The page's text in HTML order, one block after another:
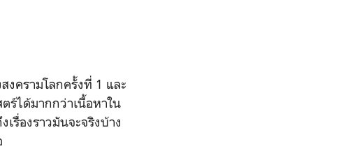
งครามโลกครั้งที่ 1 และ
ร์ได้มากกว่าเนื้อหาใน
รื่องราวมันจะจริงบ้าง